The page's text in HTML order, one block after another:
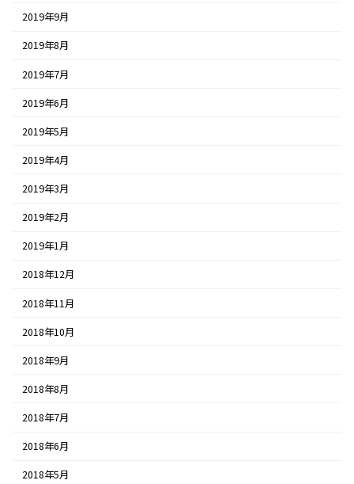
2019年9月
2019年8月
2019年7月
2019年6月
2019年5月
2019年4月
2019年3月
2019年2月
2019年1月
2018年12月
2018年11月
2018年10月
2018年9月
2018年8月
2018年7月
2018年6月
2018年5月